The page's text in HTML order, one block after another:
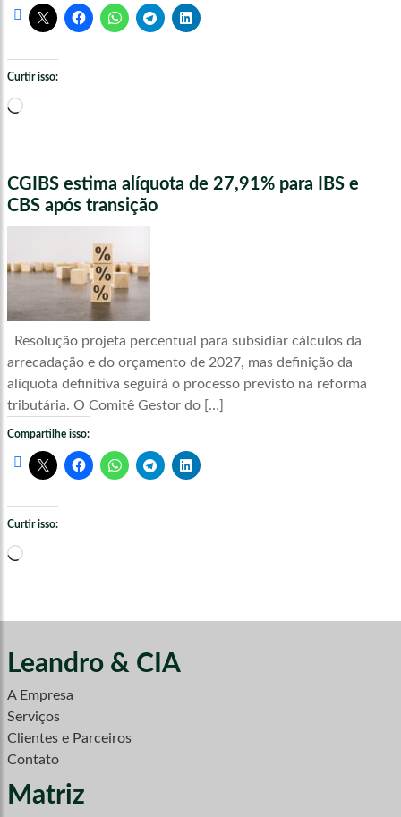
Curtir isso:
Carregando...
CGIBS estima alíquota de 27,91% para IBS e
CBS após transição
Resolução projeta percentual para subsidiar cálculos da
arrecadação e do orçamento de 2027, mas definição da
alíquota definitiva seguirá o processo previsto na reforma
tributária. O Comitê Gestor do […]
Compartilhe isso:
Curtir isso:
Carregando...
Leandro & CIA
A Empresa
Serviços
Clientes e Parceiros
Contato
Matriz